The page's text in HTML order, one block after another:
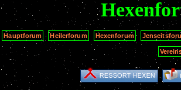
Hauptforum Heilerforum Hexenforum